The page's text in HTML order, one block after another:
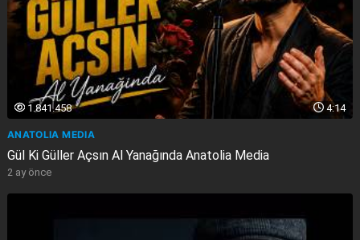
4:14
1.841.458
ANATOLIA MEDIA
Gül Ki Güller Açsın Al Yanağında Anatolia Media
2 ay önce